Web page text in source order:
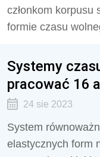
członkom korpusu
formie czasu
Systemy
pracować 16
24 sie 2023
System
elastycznych form